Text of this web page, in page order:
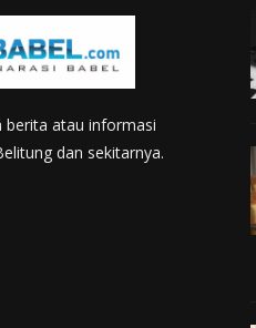
berita atau informasi
dan sekitarnya.